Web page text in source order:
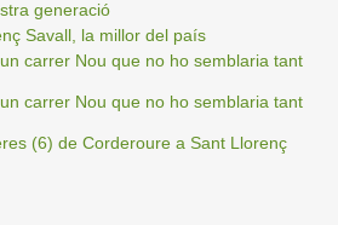
generació
Savall, la millor del país
carrer Nou que no ho semblaria tant
carrer Nou que no ho semblaria tant
(6) de Corderoure a Sant Llorenç